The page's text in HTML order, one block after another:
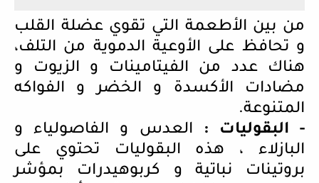
من بين الأطعمة التي تقوي عضلة القلب
و تحافظ على الأوعية الدموية من التلف،
هناك عدد من الفيتامينات و الزيوت و
مضادات الأكسدة و الخضر و الفواكه
المتنوعة.
- البقوليات : العدس و الفاصولياء و
البازلاء ، هذه البقوليات تحتوي على
بروتينات نباتية و كربوهيدرات بمؤشر